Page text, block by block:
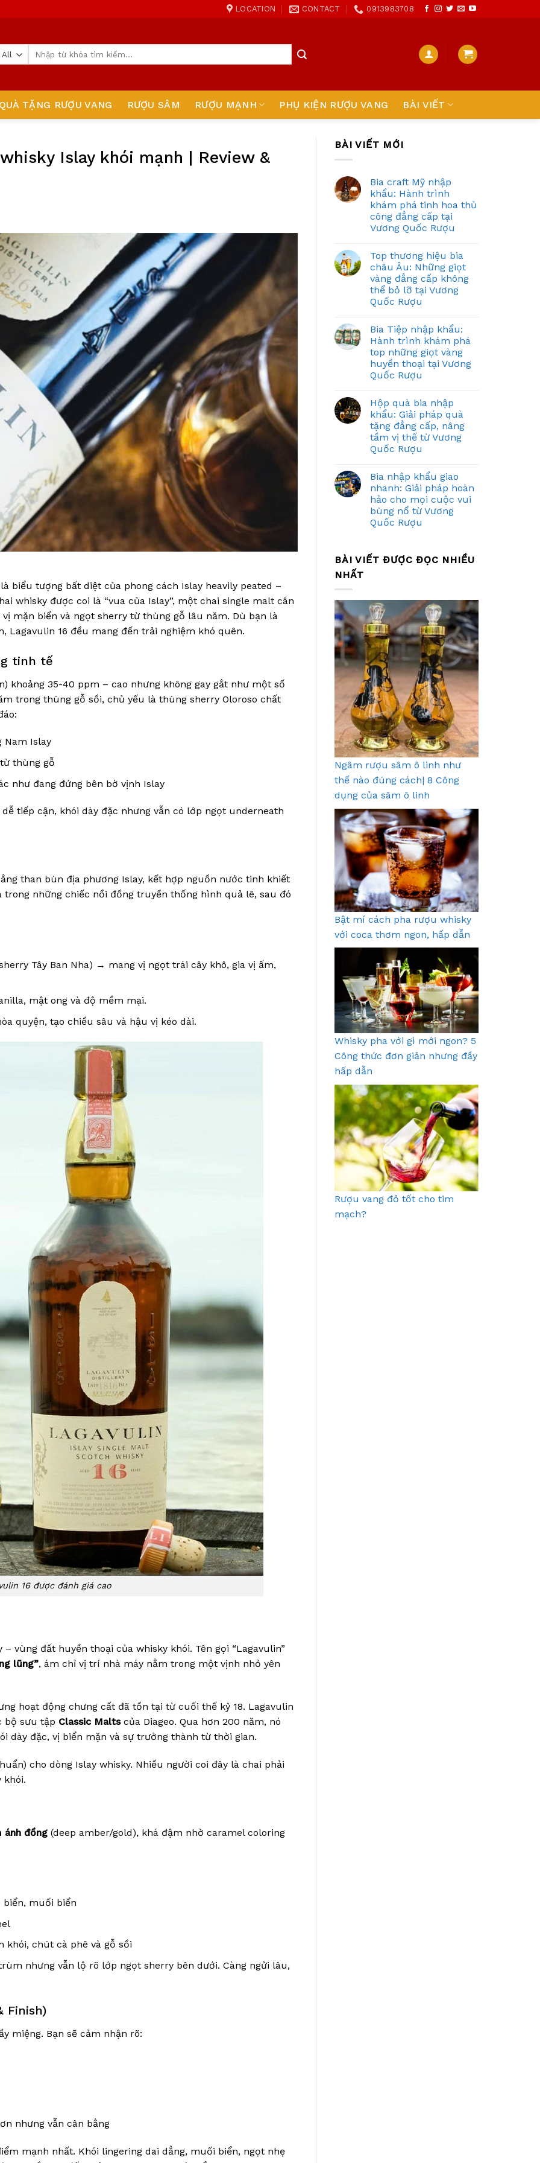
LOCATION CONTACT 0913983708
TẶNG RƯỢU VANG RƯỢU SÂM RƯỢU MẠNH PHỤ KIỆN RƯỢU VANG BÀI VIẾT
Islay khói mạnh | Review &
biểu tượng bất diệt của phong cách Islay heavily peated –
whisky được coi là “vua của Islay”, một chai single malt cân
mặn biển và ngọt sherry từ thùng gỗ lâu năm. Dù bạn là
Lagavulin 16 đều mang đến trải nghiệm khó quên.
tinh tế
khoảng 35-40 ppm – cao nhưng không gay gắt như một số
trong thùng gỗ sồi, chủ yếu là thùng sherry Oloroso chất
Nam Islay
thùng gỗ
như đang đứng bên bờ vịnh Islay
tiếp cận, khói dày đặc nhưng vẫn có lớp ngọt underneath
than bùn địa phương Islay, kết hợp nguồn nước tinh khiết
những chiếc nồi đồng truyền thống hình quả lê, sau đó
Tây Ban Nha) → mang vị ngọt trái cây khô, gia vị ấm,
mật ong và độ mềm mại.
quyện, tạo chiều sâu và hậu vị kéo dài.
16 được đánh giá cao
vùng đất huyền thoại của whisky khói. Tên gọi “Lagavulin”
lũng”, ám chỉ vị trí nhà máy nằm trong một vịnh nhỏ yên
hoạt động chưng cất đã tồn tại từ cuối thế kỷ 18. Lagavulin
bộ sưu tập Classic Maltscủa Diageo. Qua hơn 200 năm, nó
dày đặc, vị biển mặn và sự trưởng thành từ thời gian.
cho dòng Islay whisky. Nhiều người coi đây là chai phải
khói.
ánh đồng (deep amber/gold), khá đậm nhờ caramel coloring
biển, muối biển
khói, chút cà phê và gỗ sồi
nhưng vẫn lộ rõ lớp ngọt sherry bên dưới. Càng ngửi lâu,
Finish)
miệng. Bạn sẽ cảm nhận rõ:
nhưng vẫn cân bằng
mạnh nhất. Khói lingering dai dẳng, muối biển, ngọt nhẹ
BÀI VIẾT MỚI
Bia craft Mỹ nhập
khẩu: Hành trình
khám phá tinh hoa thủ
công đẳng cấp tại
Vương Quốc Rượu
Top thương hiệu bia
châu Âu: Những giọt
vàng đẳng cấp không
thể bỏ lỡ tại Vương
Quốc Rượu
Bia Tiệp nhập khẩu:
Hành trình khám phá
top những giọt vàng
huyền thoại tại Vương
Quốc Rượu
Hộp quà bia nhập
khẩu: Giải pháp quà
tặng đẳng cấp, nâng
tầm vị thế từ Vương
Quốc Rượu
Bia nhập khẩu giao
nhanh: Giải pháp hoàn
hảo cho mọi cuộc vui
bùng nổ từ Vương
Quốc Rượu
BÀI VIẾT ĐƯỢC ĐỌC NHIỀU
NHẤT
Ngâm rượu sâm ô linh như
thế nào đúng cách| 8 Công
dụng của sâm ô linh
Bật mí cách pha rượu whisky
với coca thơm ngon, hấp dẫn
Whisky pha với gì mới ngon? 5
Công thức đơn giản nhưng đầy
hấp dẫn
Rượu vang đỏ tốt cho tim
mạch?